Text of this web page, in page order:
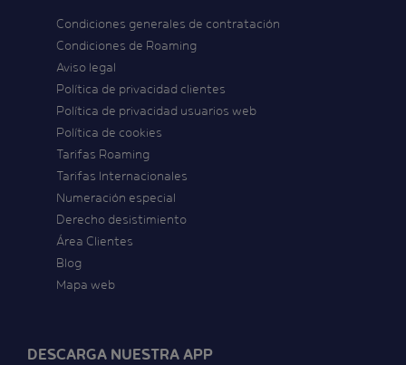
Condiciones generales de contratación
Condiciones de Roaming
Aviso legal
Política de privacidad clientes
Política de privacidad usuarios web
Política de cookies
Tarifas Roaming
Tarifas Internacionales
Numeración especial
Derecho desistimiento
Área Clientes
Blog
Mapa web
DESCARGA NUESTRA APP